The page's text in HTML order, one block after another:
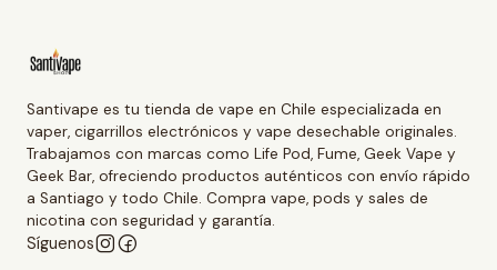
Santivape es tu tienda de vape en Chile especializada en
vaper, cigarrillos electrónicos y vape desechable originales.
Trabajamos con marcas como Life Pod, Fume, Geek Vape y
Geek Bar, ofreciendo productos auténticos con envío rápido
a Santiago y todo Chile. Compra vape, pods y sales de
nicotina con seguridad y garantía.
Síguenos